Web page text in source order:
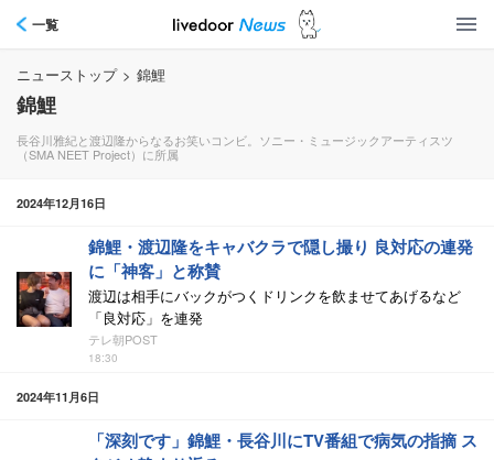
一覧
ニューストップ > 錦鯉
錦鯉
長谷川雅紀と渡辺隆からなるお笑いコンビ。ソニー・ミュージックアーティスツ
（SMA NEET Project）に所属
2024年12月16日
錦鯉・渡辺隆をキャバクラで隠し撮り 良対応の連発
に「神客」と称賛
渡辺は相手にバックがつくドリンクを飲ませてあげるなど
「良対応」を連発
テレ朝POST
18:30
2024年11月6日
「深刻です」錦鯉・長谷川にTV番組で病気の指摘 ス